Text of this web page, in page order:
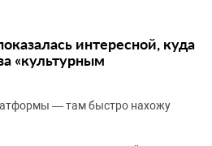
интересной, куда
«культурным
— там быстро нахожу